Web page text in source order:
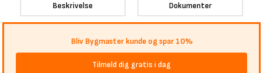
Beskrivelse Dokumenter
Bliv Bygmaster kunde og spar 10%
Tilmeld dig gratis i dag